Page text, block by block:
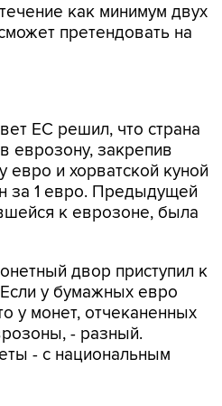
как минимум двух
претендовать на
и хорватской куной
за 1 евро. Предыдущей
к еврозоне, была
двор приступил к
у монет, отчеканенных
- разный.
- с национальным
как